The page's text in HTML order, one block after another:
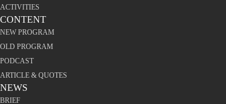
ACTIVITIES
CONTENT
NEW PROGRAM
OLD PROGRAM
PODCAST
ARTICLE & QUOTES
NEWS
BRIEF